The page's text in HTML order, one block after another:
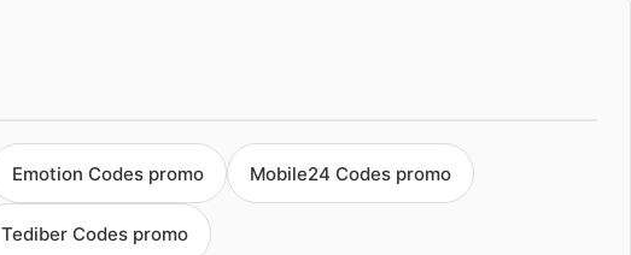
Emotion Codes promo Mobile24 Codes promo
Tediber Codes promo